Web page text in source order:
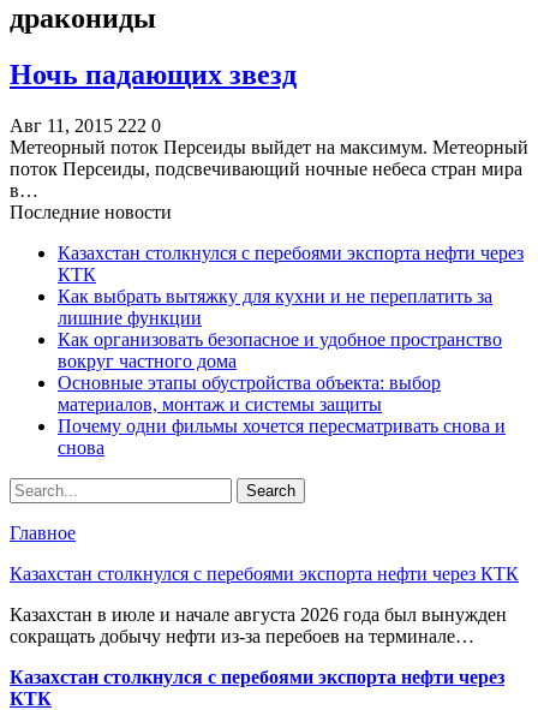
дракониды
Ночь падающих звезд
Авг 11, 2015 222 0
Метеорный поток Персеиды выйдет на максимум. Метеорный
поток Персеиды, подсвечивающий ночные небеса стран мира
в…
Последние новости
Казахстан столкнулся с перебоями экспорта нефти через
КТК
Как выбрать вытяжку для кухни и не переплатить за
лишние функции
Как организовать безопасное и удобное пространство
вокруг частного дома
Основные этапы обустройства объекта: выбор
материалов, монтаж и системы защиты
Почему одни фильмы хочется пересматривать снова и
снова
Главное
Казахстан столкнулся с перебоями экспорта нефти через КТК
Казахстан в июле и начале августа 2026 года был вынужден
сокращать добычу нефти из-за перебоев на терминале…
Казахстан столкнулся с перебоями экспорта нефти через
КТК